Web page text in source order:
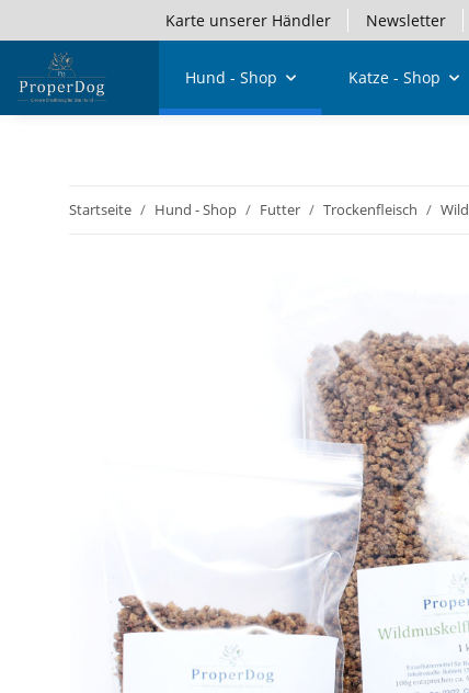
Karte unserer Händler Newsletter
Hund - Shop Katze - Shop
Startseite Hund - Shop Futter Trockenfleisch Wild